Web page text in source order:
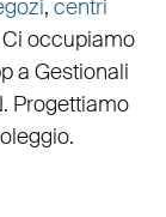
, centri
Ci occupiamo
a Gestionali
. Progettiamo
.